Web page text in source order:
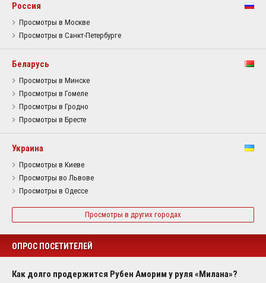
Россия
Просмотры в Москве
Просмотры в Санкт-Петербурге
Беларусь
Просмотры в Минске
Просмотры в Гомеле
Просмотры в Гродно
Просмотры в Бресте
Украина
Просмотры в Киеве
Просмотры во Львове
Просмотры в Одессе
Просмотры в других городах
ОПРОС ПОСЕТИТЕЛЕЙ
Как долго продержится Рубен Аморим у руля «Милана»?